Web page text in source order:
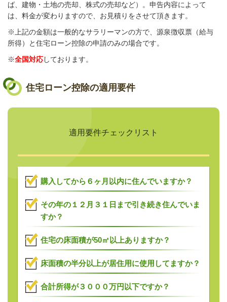
ば、建物・土地の売却、株式の売却など）。申告内容によって
は、料金が変わりますので、お見積りをさせて頂きます。
※上記の金額は一般的なサラリーマンの方で、源泉徴収票（給与
所得）と住宅ローン控除の申請のみの場合です。
※全国対応しております。
住宅ローン控除の適用要件
適用要件チェックリスト
購入してから６ヶ月以内に住んでいますか？
その年の１２月３１日まで引き続き住んでいま
すか？
住宅の床面積が50㎡以上ありますか？
床面積の半分以上が居住用に使用してますか？
合計所得が３０００万円以下ですか？